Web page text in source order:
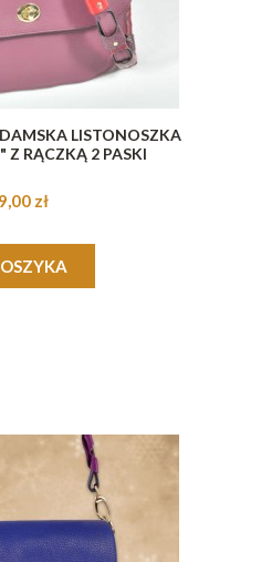
LISTONOSZKA
Z RĄCZKĄ 2 PASKI
zł